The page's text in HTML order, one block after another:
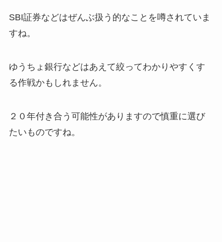
SBI証券などはぜんぶ扱う的なことを噂されていま
すね。
ゆうちょ銀行などはあえて絞ってわかりやすくす
る作戦かもしれません。
２０年付き合う可能性がありますので慎重に選び
たいものですね。